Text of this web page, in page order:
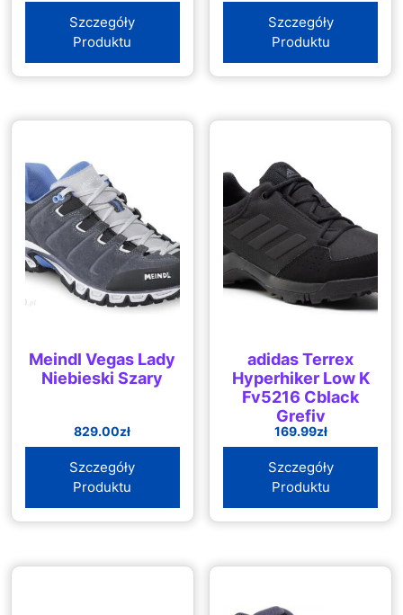
Szczegóły
Produktu
Szczegóły
Produktu
Meindl Vegas Lady
Niebieski Szary
829.00zł
Szczegóły
Produktu
adidas Terrex
Hyperhiker Low K
Fv5216 Cblack
Grefiv
169.99zł
Szczegóły
Produktu